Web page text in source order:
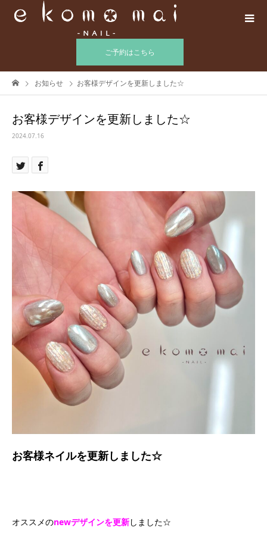
ご予約はこちら
お知らせ お客様デザインを更新しました☆
お客様デザインを更新しました☆
2024.07.16
お客様ネイルを更新しました☆
オススメのnewデザインを更新しました☆